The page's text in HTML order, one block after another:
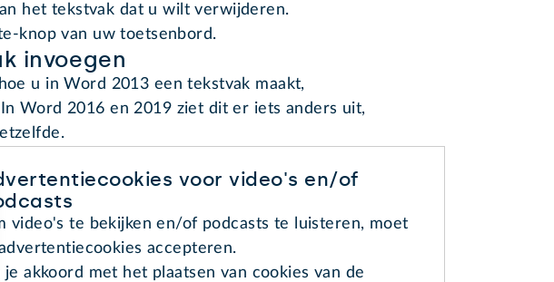
het tekstvak dat u wilt verwijderen.
knop van uw toetsenbord.
invoegen
u in Word 2013 een tekstvak maakt,
Word 2016 en 2019 ziet dit er iets anders uit,
voor video's en/of
video's te bekijken en/of podcasts te luisteren, moet
accepteren.
je akkoord met het plaatsen van cookies van de